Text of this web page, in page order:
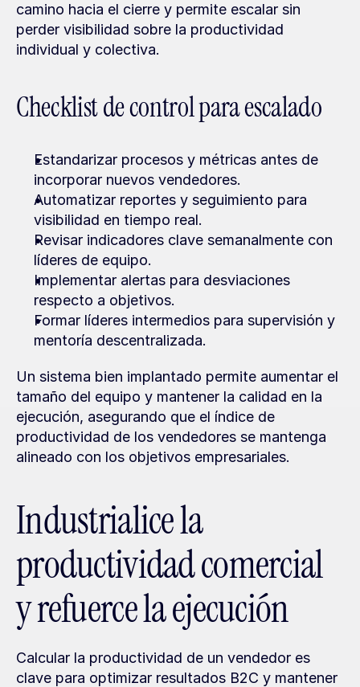
camino hacia el cierre y permite escalar sin
perder visibilidad sobre la productividad
individual y colectiva.
Checklist de control para escalado
Estandarizar procesos y métricas antes de
incorporar nuevos vendedores.
Automatizar reportes y seguimiento para
visibilidad en tiempo real.
Revisar indicadores clave semanalmente con
líderes de equipo.
Implementar alertas para desviaciones
respecto a objetivos.
Formar líderes intermedios para supervisión y
mentoría descentralizada.
Un sistema bien implantado permite aumentar el
tamaño del equipo y mantener la calidad en la
ejecución, asegurando que el índice de
productividad de los vendedores se mantenga
alineado con los objetivos empresariales.
Industrialice la
productividad comercial
y refuerce la ejecución
Calcular la productividad de un vendedor es
clave para optimizar resultados B2C y mantener